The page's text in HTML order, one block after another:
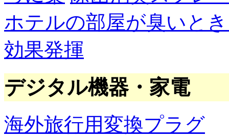
ホテルの部屋が臭いと
効果発揮
デジタル機器・家電
海外旅行用変換プラグ